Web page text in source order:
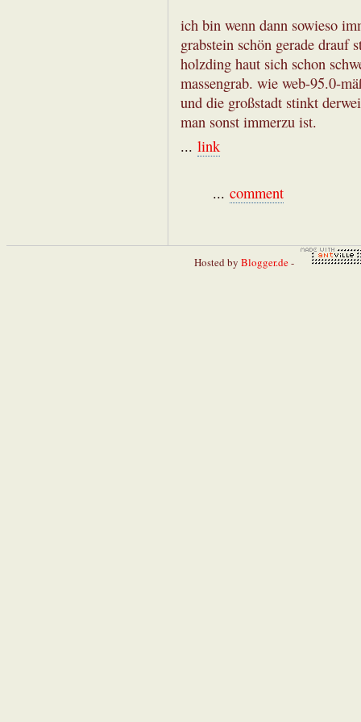
ich bin wenn dann sowieso
grabstein schön gerade drauf
holzding haut sich schon
massengrab. wie web-95.0-
und die großstadt stinkt
man sonst immerzu ist.
... link
... comment
Hosted by Blogger.de-